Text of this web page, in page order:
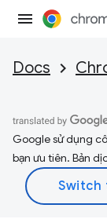
Docs
Google sử dụng
bạn ưu tiên. Bản